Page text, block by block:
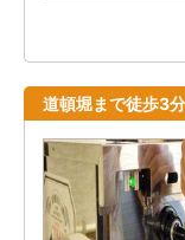
道頓堀まで徒歩3